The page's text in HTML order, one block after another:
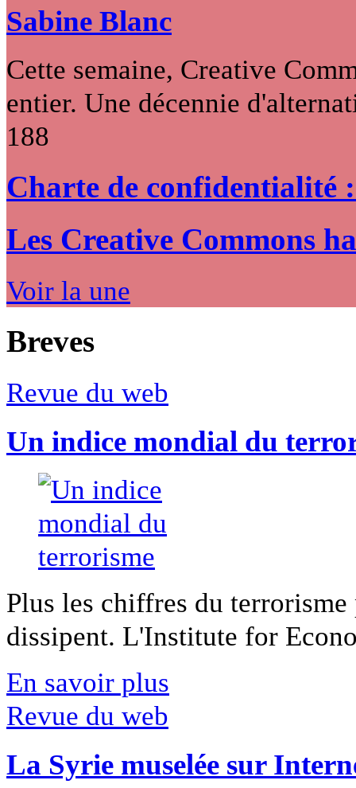
Sabine Blanc
Cette semaine, Creative
entier. Une décennie
188
Charte de confidentialité
Les Creative Commons
Voir la une
Breves
Revue du web
Un indice mondial du
Plus les chiffres du
dissipent. L'Institute for
En savoir plus
Revue du web
La Syrie muselée sur